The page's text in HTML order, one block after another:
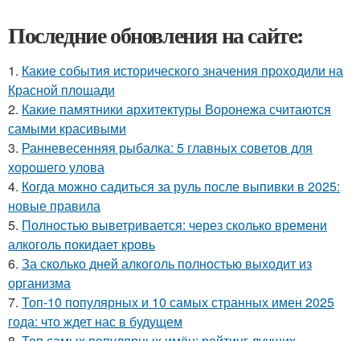
Последние обновления на сайте:
1. Какие события исторического значения проходили на
Красной площади
2. Какие памятники архитектуры Воронежа считаются
самыми красивыми
3. Ранневесенняя рыбалка: 5 главных советов для
хорошего улова
4. Когда можно садиться за руль после выпивки в 2025:
новые правила
5. Полностью выветривается: через сколько времени
алкоголь покидает кровь
6. За сколько дней алкоголь полностью выходит из
организма
7. Топ-10 популярных и 10 самых странных имен 2025
года: что ждет нас в будущем